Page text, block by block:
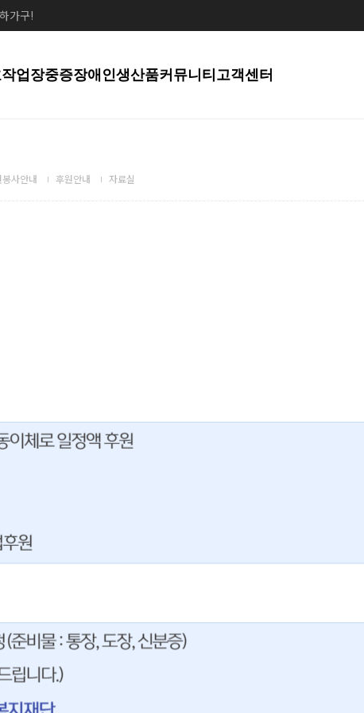
가구!
업장중증장애인생산품커뮤니티고객센터
사안내 후원안내 자료실